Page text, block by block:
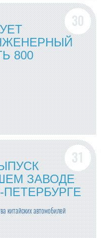
800
ЗАВОДЕ
ПЕТЕРБУРГЕ
китайских автомобилей